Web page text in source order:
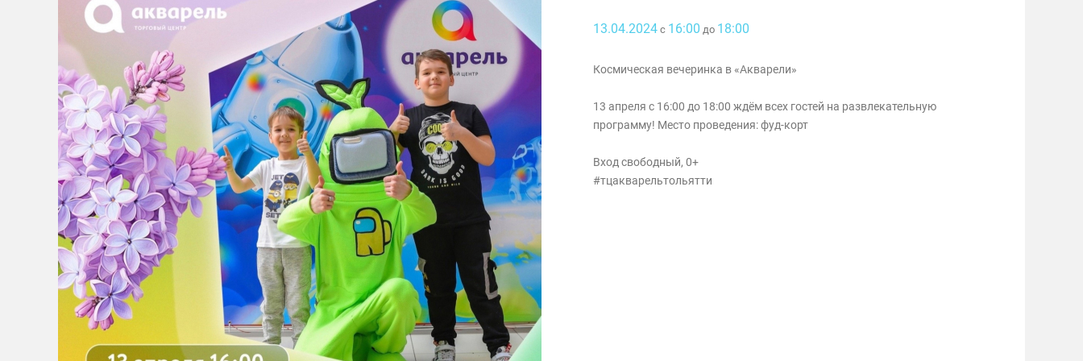
13.04.2024 с 16:00 до 18:00
Космическая вечеринка в «Акварели»
13 апреля с 16:00 до 18:00 ждём всех гостей на развлекательную
программу! Место проведения: фуд-корт
Вход свободный, 0+
#тцакварельтольятти